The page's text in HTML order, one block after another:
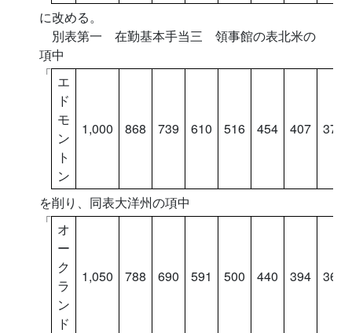
に改める。
別表第一 在勤基本手当三 領事館の表北米の
項中
「 エ
ド
モ
ン
ト
ン
1,000 868 739 610 516 454 407 376
を削り、同表大洋州の項中
「 オ
ー
ク
ラ
ン
ド
1,050 788 690 591 500 440 394 364